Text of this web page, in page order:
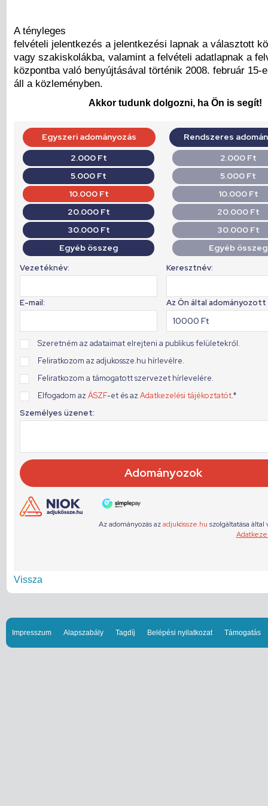
A tényleges
felvételi jelentkezés a jelentkezési lapnak a választott
vagy szakiskolákba, valamint a felvételi adatlapnak a
központba való benyújtásával történik 2008. február 15-
áll a közleményben.
Akkor tudunk dolgozni, ha Ön is segít!
Vissza
Impresszum Alapszabály Tagdíj Belépési nyilatkozat Támogatás